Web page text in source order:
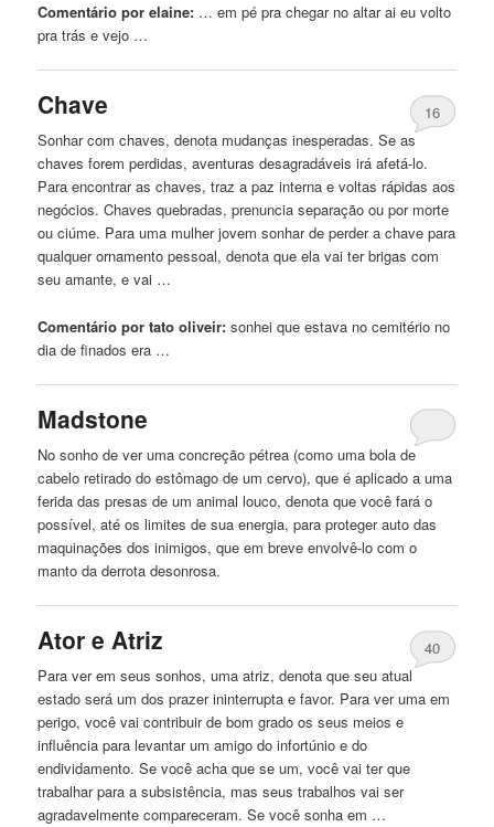
Comentário por elaine: … em pé pra chegar no altar ai eu volto
pra trás e vejo …
Chave
16
Sonhar com chaves, denota mudanças inesperadas. Se as
chaves forem perdidas, aventuras desagradáveis ​​irá afetá-lo.
Para encontrar as chaves, traz a paz interna e voltas rápidas aos
negócios. Chaves quebradas, prenuncia separação ou por morte
ou ciúme. Para uma mulher jovem sonhar de perder a chave para
qualquer ornamento pessoal, denota que ela vai ter brigas com
seu amante, e vai …
Comentário por tato oliveir: sonhei que estava no cemitério no
dia de finados era …
Madstone
No sonho de ver uma concreção pétrea (como uma bola de
cabelo retirado do estômago de um cervo), que é aplicado a uma
ferida das presas de um animal louco, denota que você fará o
possível, até os limites de sua energia, para proteger auto das
maquinações dos inimigos, que em breve envolvê-lo com o
manto da derrota desonrosa.
Ator e Atriz
40
Para ver em seus sonhos, uma atriz, denota que seu atual
estado será um dos prazer ininterrupta e favor. Para ver uma em
perigo, você vai contribuir de bom grado os seus meios e
influência para levantar um amigo do infortúnio e do
endividamento. Se você acha que se um, você vai ter que
trabalhar para a subsistência, mas seus trabalhos vai ser
agradavelmente compareceram. Se você sonha em …